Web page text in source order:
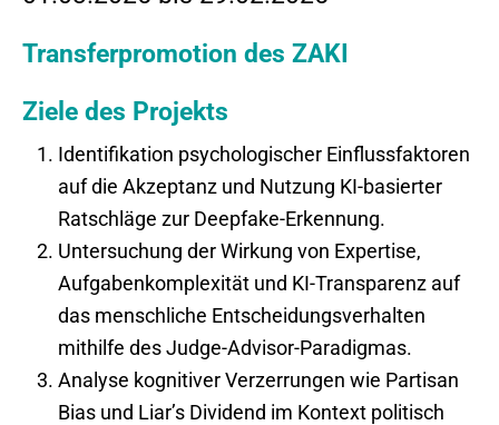
Transferpromotion des ZAKI
Ziele des Projekts
Identifikation psychologischer Einflussfaktoren
auf die Akzeptanz und Nutzung KI-basierter
Ratschläge zur Deepfake-Erkennung.
Untersuchung der Wirkung von Expertise,
Aufgabenkomplexität und KI-Transparenz auf
das menschliche Entscheidungsverhalten
mithilfe des Judge-Advisor-Paradigmas.
Analyse kognitiver Verzerrungen wie Partisan
Bias und Liar’s Dividend im Kontext politisch